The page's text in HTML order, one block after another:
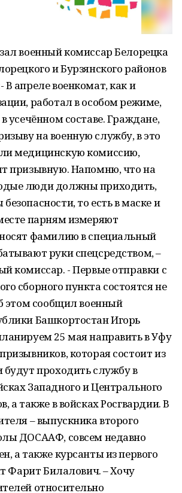
военный комиссар Белорецка
и Бурзянского районов
апреле военкомат, как и
работал в особом режиме,
усечённом составе. Граждане,
на военную службу, в это
медицинскую комиссию,
призывную. Напомню, что на
люди должны приходить,
то есть в маске и
парням измеряют
фамилию в специальный
руки спецсредством, –
комиссар. - Первые отправки с
сборного пункта состоятся не
этом сообщил военный
Башкортостан Игорь
25 мая направить в Уфу
которая состоит из
проходить службу в
Западного и Центрального
а также в войсках Росгвардии. В
– выпускника второго
ДОСААФ, совсем недавно
а также курсанты из первого
Фарит Билалович. – Хочу
относительно